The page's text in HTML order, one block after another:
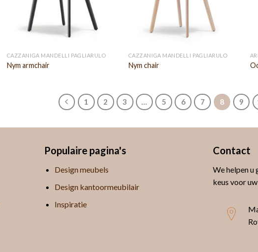
CAZZANIGA MANDELLI PAGLIARULO
Nym armchair
CAZZANIGA MANDELLI PAGLIARULO
Nym chair
1 2 3 … 5 6 7 8 9
Populaire pagina's
Design meubels
Design kantoormeubilair
Inspiratie
Contact
We helpen u
keus voor